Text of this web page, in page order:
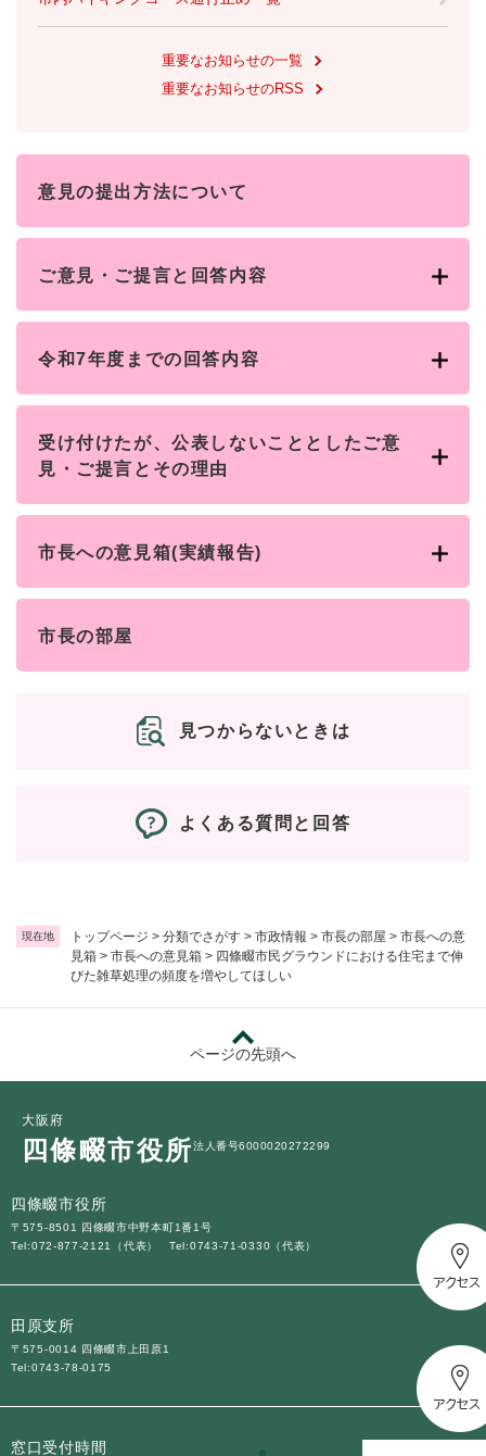
現在地 トップページ > 分類でさがす > 市政情報 > 市長の部屋 > 市長への意
見箱 > 市長への意見箱 > 四條畷市民グラウンドにおける住宅まで伸
びた雑草処理の頻度を増やしてほしい
重要なお知らせの一覧
重要なお知らせのRSS
意見の提出方法について
ご意見・ご提言と回答内容
令和7年度までの回答内容
受け付けたが、公表しないこととしたご意
見・ご提言とその理由
市長への意見箱(実績報告)
市長の部屋
見つからないときは
よくある質問と回答
ページの先頭へ
大阪府
四條畷市役所法人番号6000020272299
四條畷市役所
〒575-8501 四條畷市中野本町1番1号
Tel:072-877-2121（代表）
Tel:0743-71-0330（代表）
田原支所
〒575-0014 四條畷市上田原1
Tel:0743-78-0175
窓口受付時間